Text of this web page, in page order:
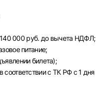
000 руб. до вычета НДФЛ;
питание;
билета);
соответствии с ТК РФ с 1 дня